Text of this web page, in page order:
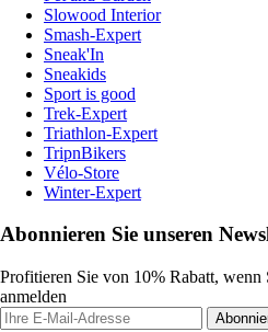
Slowood Interior
Smash-Expert
Sneak'In
Sneakids
Sport is good
Trek-Expert
Triathlon-Expert
TripnBikers
Vélo-Store
Winter-Expert
Abonnieren Sie unseren
Profitieren Sie von 10% Rabatt, wenn
anmelden